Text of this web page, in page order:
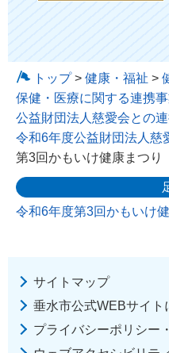
トップ>健康・福祉 >
保健・医療に関する連携
公益財団法人慈愛会との
令和6年度公益財団法人慈
第3回かもいけ健康まつり
令和6年度第3回かもいけ
サイトマップ
垂水市公式WEBサイト
プライバシーポリシー